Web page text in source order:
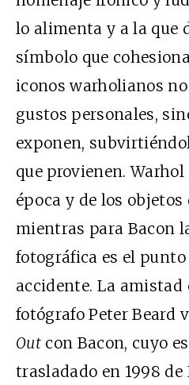
lo alimenta y a la que
símbolo que
iconos warholianos
gustos personales,
exponen,
que provienen.
época y de los objetos
mientras para Bacon
fotográfica es el
accidente. La
fotógrafo Peter Beard
Out con Bacon, cuyo
trasladado en 1998